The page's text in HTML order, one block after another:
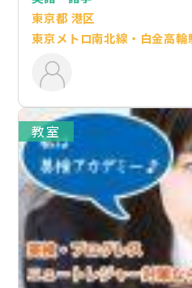
東京都 港区
東京メトロ南北線・白金高輪
教室